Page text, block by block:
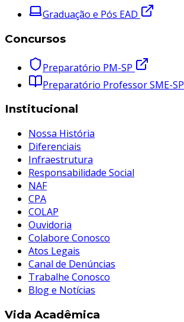
Graduação e Pós EAD
Concursos
Preparatório PM-SP
Preparatório Professor SME-SP
Institucional
Nossa História
Diferenciais
Infraestrutura
Responsabilidade Social
NAF
CPA
COLAP
Ouvidoria
Colabore Conosco
Atos Legais
Canal de Denúncias
Trabalhe Conosco
Blog e Notícias
Vida Acadêmica